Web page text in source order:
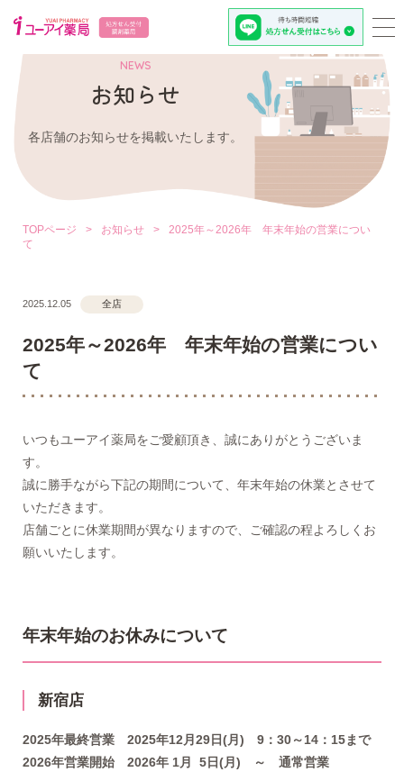
NEWS
お知らせ
各店舗のお知らせを掲載いたします。
TOPページ > お知らせ >
2025年～2026年 年末年始の営業につい
て
2025.12.05 全店
2025年～2026年 年末年始の営業につい
て
いつもユーアイ薬局をご愛顧頂き、誠にありがとうございま
す。
誠に勝手ながら下記の期間について、年末年始の休業とさせて
いただきます。
店舗ごとに休業期間が異なりますので、ご確認の程よろしくお
願いいたします。
年末年始のお休みについて
新宿店
2025年最終営業 2025年12月29日(月) 9：30～14：15まで
2026年営業開始 2026年 1月 5日(月) ～ 通常営業